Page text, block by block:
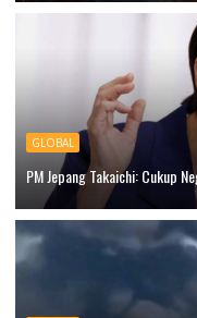
GLOBAL
PM Jepang Takaichi: Cukup